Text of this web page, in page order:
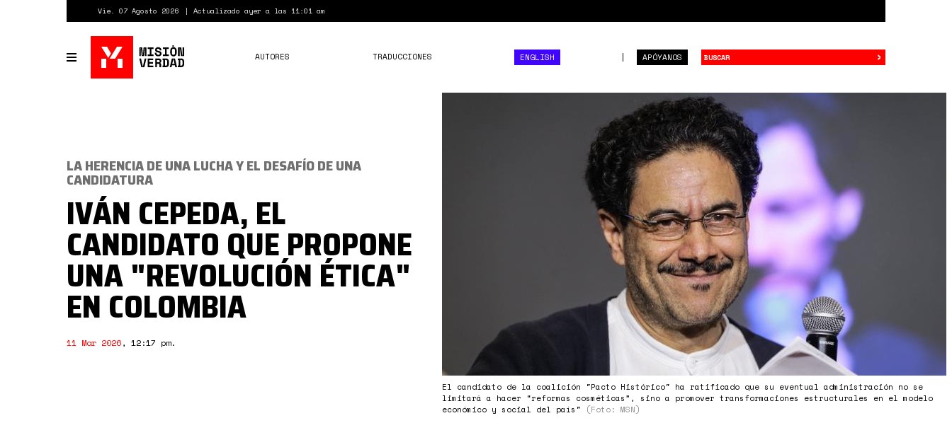
Vie. 07 Agosto 2026 Actualizado ayer a las 11:01 am
Toggle
navigation
APÓYANOS
AUTORES TRADUCCIONES ENGLISH ›
El candidato de la coalición "Pacto Histórico" ha ratificado que su eventual administración no se
limitará a hacer “reformas cosméticas”, sino a promover transformaciones estructurales en el modelo
económico y social del país"
(Foto: MSN)
LA HERENCIA DE UNA LUCHA Y EL DESAFÍO DE UNA
CANDIDATURA
IVÁN CEPEDA, EL
CANDIDATO QUE PROPONE
UNA "REVOLUCIÓN ÉTICA"
EN COLOMBIA
11 Mar 2026, 12:17 pm.